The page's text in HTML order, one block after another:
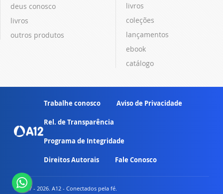
deus conosco
livros
outros produtos
livros
coleções
lançamentos
ebook
catálogo
Trabalhe conosco Aviso de Privacidade
Rel. de Transparência
Programa de Integridade
Direitos Autorais Fale Conosco
© 2007 - 2026. A12 - Conectados pela fé.